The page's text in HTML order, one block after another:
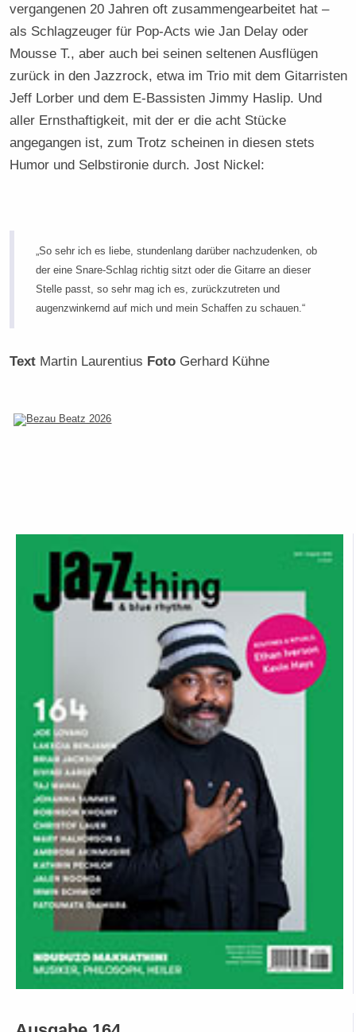
vergangenen 20 Jahren oft zusammengearbeitet hat –
als Schlagzeuger für Pop-Acts wie Jan Delay oder
Mousse T., aber auch bei seinen seltenen Ausflügen
zurück in den Jazzrock, etwa im Trio mit dem Gitarristen
Jeff Lorber und dem E-Bassisten Jimmy Haslip. Und
aller Ernsthaftigkeit, mit der er die acht Stücke
angegangen ist, zum Trotz scheinen in diesen stets
Humor und Selbstironie durch. Jost Nickel:
„So sehr ich es liebe, stundenlang darüber nachzudenken, ob
der eine Snare-Schlag richtig sitzt oder die Gitarre an dieser
Stelle passt, so sehr mag ich es, zurückzutreten und
augenzwinkernd auf mich und mein Schaffen zu schauen.“
Text Martin Laurentius Foto Gerhard Kühne